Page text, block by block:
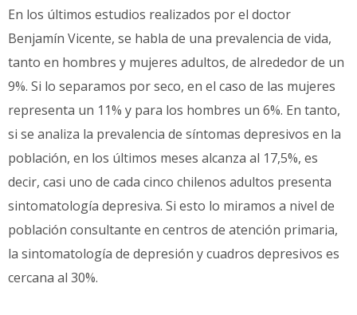
En los últimos estudios realizados por el doctor
Benjamín Vicente, se habla de una prevalencia de vida,
tanto en hombres y mujeres adultos, de alrededor de un
9%. Si lo separamos por seco, en el caso de las mujeres
representa un 11% y para los hombres un 6%. En tanto,
si se analiza la prevalencia de síntomas depresivos en la
población, en los últimos meses alcanza al 17,5%, es
decir, casi uno de cada cinco chilenos adultos presenta
sintomatología depresiva. Si esto lo miramos a nivel de
población consultante en centros de atención primaria,
la sintomatología de depresión y cuadros depresivos es
cercana al 30%.